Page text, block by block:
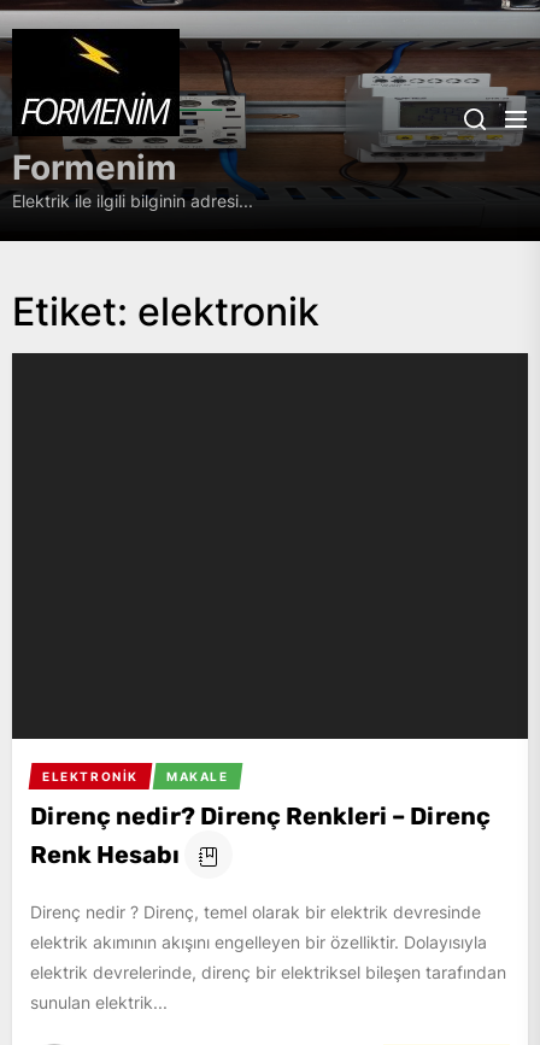
Skip
to
the
content
Formenim
Formenim
Elektrik ile ilgili bilginin adresi...
Etiket: elektronik
ELEKTRONIK MAKALE
Direnç nedir? Direnç Renkleri – Direnç
Renk Hesabı
Direnç nedir ? Direnç, temel olarak bir elektrik devresinde
elektrik akımının akışını engelleyen bir özelliktir. Dolayısıyla
elektrik devrelerinde, direnç bir elektriksel bileşen tarafından
sunulan elektrik...